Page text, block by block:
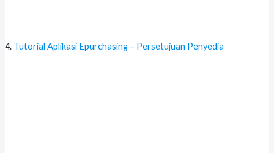
Tutorial Aplikasi Epurchasing – Persetujuan Penyedia